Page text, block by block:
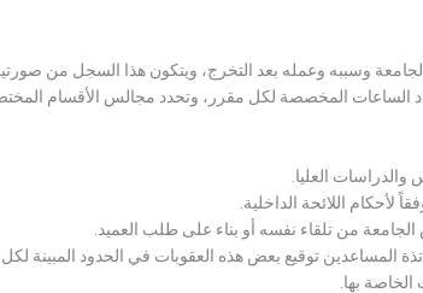
وسببه وعمله بعد التخرج، ويتكون هذا السجل من
وعدد الساعات المخصصة لكل مقرر، وتحدد مجالس الأقسام
والدراسات العليا.
اللائحة الداخلية.
من تلقاء نفسه أو بناء على طلب العميد.
المساعدين توقيع بعض هذه العقوبات في الحدود المبينة لكل
الخاصة بها.